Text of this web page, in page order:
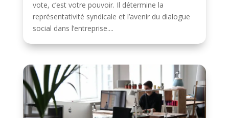
vote, c’est votre pouvoir. Il détermine la
représentativité syndicale et l’avenir du dialogue
social dans l’entreprise....